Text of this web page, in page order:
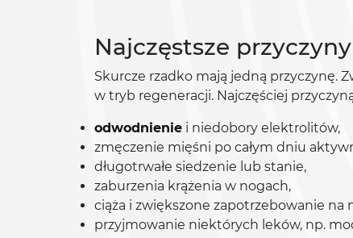
Najczęstsze
Skurcze rzadko mają jedną przyczynę.
w tryb regeneracji. Najczęściej
odwodnienie i niedobory elektrolitów,
zmęczenie mięśni po całym dniu
długotrwałe siedzenie lub stanie,
zaburzenia krążenia w nogach,
ciąża i zwiększone zapotrzebowanie na
przyjmowanie niektórych leków, np.